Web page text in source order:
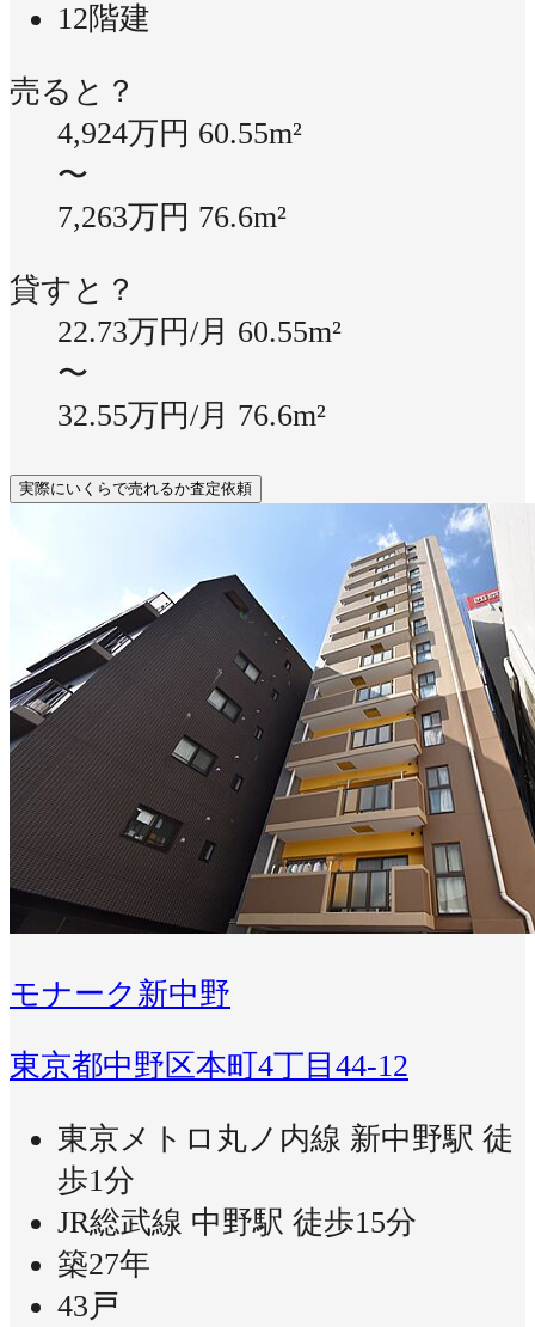
12階建
売ると？
4,924万円 60.55m²
〜
7,263万円 76.6m²
貸すと？
22.73万円/月 60.55m²
〜
32.55万円/月 76.6m²
実際にいくらで売れるか査定依頼
モナーク新中野
東京都中野区本町4丁目44-12
東京メトロ丸ノ内線 新中野駅 徒
歩1分
JR総武線 中野駅 徒歩15分
築27年
43戸